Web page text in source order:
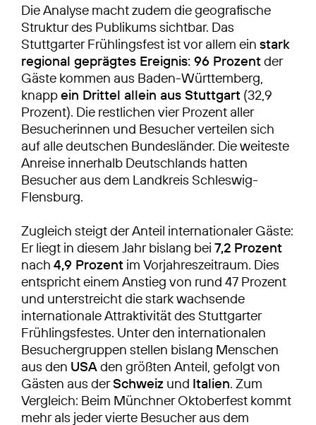
Die Analyse macht zudem die geografische
Struktur des Publikums sichtbar. Das
Stuttgarter Frühlingsfest ist vor allem ein stark
regional geprägtes Ereignis: 96 Prozent der
Gäste kommen aus Baden-Württemberg,
knappein Drittel allein aus Stuttgart (32,9
Prozent). Die restlichen vier Prozent aller
Besucherinnen und Besucher verteilen sich
auf alle deutschen Bundesländer. Die weiteste
Anreise innerhalb Deutschlands hatten
Besucher aus dem Landkreis Schleswig-
Flensburg.
Zugleich steigt der Anteil internationaler Gäste:
Er liegt in diesem Jahr bislang bei 7,2 Prozent
nach 4,9 Prozent im Vorjahreszeitraum. Dies
entspricht einem Anstieg von rund 47 Prozent
und unterstreicht die stark wachsende
internationale Attraktivität des Stuttgarter
Frühlingsfestes. Unter den internationalen
Besuchergruppen stellen bislang Menschen
aus den USAden größten Anteil, gefolgt von
Gästen aus derSchweiz und Italien. Zum
Vergleich: Beim Münchner Oktoberfest kommt
mehr als jeder vierte Besucher aus dem